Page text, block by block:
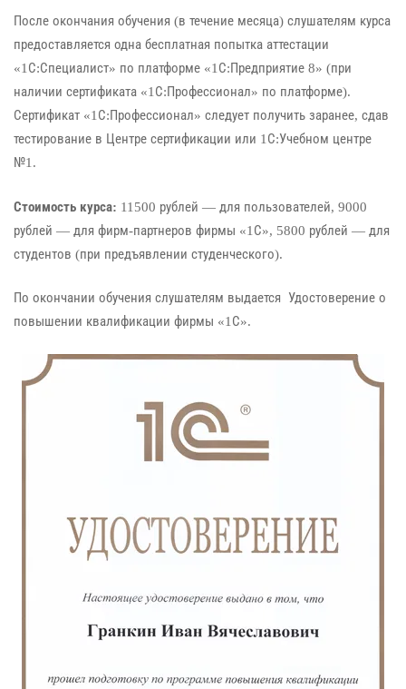
После окончания обучения (в течение месяца) слушателям курса
предоставляется одна бесплатная попытка аттестации
«1С:Специалист» по платформе «1С:Предприятие 8» (при
наличии сертификата «1С:Профессионал» по платформе).
Сертификат «1С:Профессионал» следует получить заранее, сдав
тестирование в Центре сертификации или 1С:Учебном центре
№1.
Стоимость курса: 11500 рублей — для пользователей, 9000
рублей — для фирм-партнеров фирмы «1С», 5800 рублей — для
студентов (при предъявлении студенческого).
По окончании обучения слушателям выдается Удостоверение о
повышении квалификации фирмы «1С».